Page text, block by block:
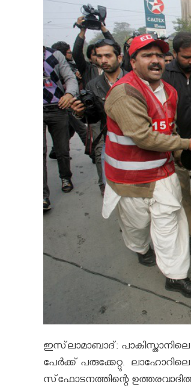
ഇസ്‌ലാമാബാദ്: പാകിസ്താനിലെ
പേര്‍ക്ക് പരുക്കേറ്റു.
സ്‌ഫോടനത്തിന്റെ